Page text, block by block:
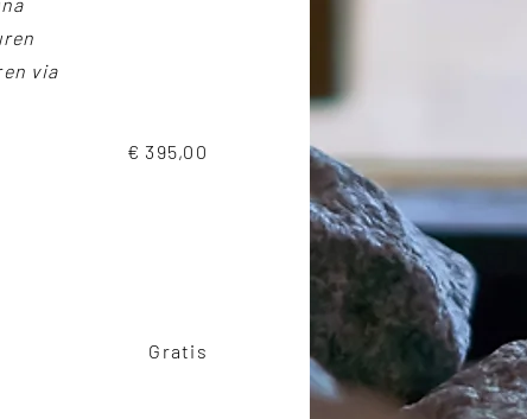
via
€ 395,00
Gratis